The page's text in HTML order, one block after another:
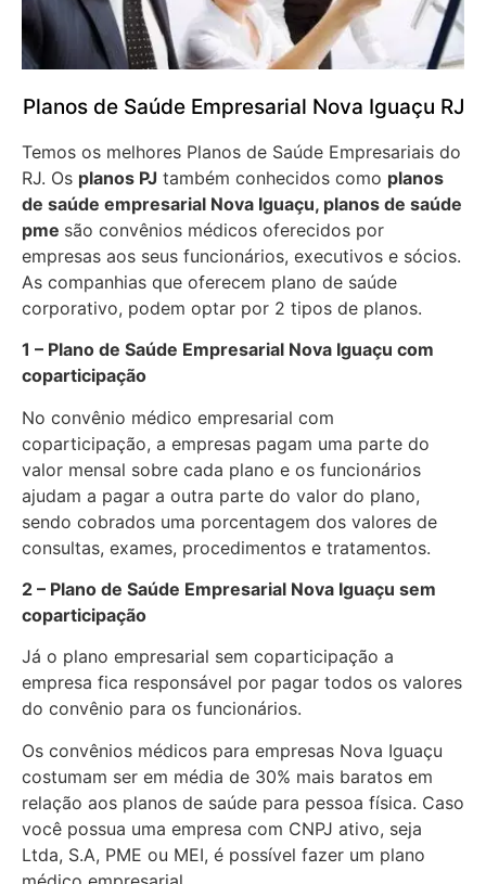
Planos de Saúde Empresarial Nova Iguaçu RJ
Temos os melhores Planos de Saúde Empresariais do
RJ. Os planos PJ também conhecidos como planos
de saúde empresarial Nova Iguaçu, planos de saúde
pme são convênios médicos oferecidos por
empresas aos seus funcionários, executivos e sócios.
As companhias que oferecem plano de saúde
corporativo, podem optar por 2 tipos de planos.
1 – Plano de Saúde Empresarial Nova Iguaçu com
coparticipação
No convênio médico empresarial com
coparticipação, a empresas pagam uma parte do
valor mensal sobre cada plano e os funcionários
ajudam a pagar a outra parte do valor do plano,
sendo cobrados uma porcentagem dos valores de
consultas, exames, procedimentos e tratamentos.
2 – Plano de Saúde Empresarial Nova Iguaçu sem
coparticipação
Já o plano empresarial sem coparticipação a
empresa fica responsável por pagar todos os valores
do convênio para os funcionários.
Os convênios médicos para empresas Nova Iguaçu
costumam ser em média de 30% mais baratos em
relação aos planos de saúde para pessoa física. Caso
você possua uma empresa com CNPJ ativo, seja
Ltda, S.A, PME ou MEI, é possível fazer um plano